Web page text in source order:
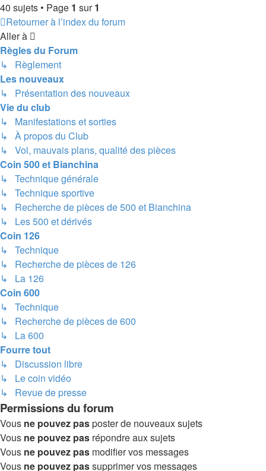
40 sujets • Page 1 sur1
Retourner à l’index du forum
Aller à
Règles du Forum
↳ Règlement
Les nouveaux
↳ Présentation des nouveaux
Vie du club
↳ Manifestations et sorties
↳ À propos du Club
↳ Vol, mauvais plans, qualité des pièces
Coin 500 et Bianchina
↳ Technique générale
↳ Technique sportive
↳ Recherche de pièces de 500 et Bianchina
↳ Les 500 et dérivés
Coin 126
↳ Technique
↳ Recherche de pièces de 126
↳ La 126
Coin 600
↳ Technique
↳ Recherche de pièces de 600
↳ La 600
Fourre tout
↳ Discussion libre
↳ Le coin vidéo
↳ Revue de presse
Permissions du forum
Vous ne pouvez pasposter de nouveaux sujets
Vous ne pouvez pas répondre aux sujets
Vous ne pouvez pas modifier vos messages
Vous ne pouvez passupprimer vos messages